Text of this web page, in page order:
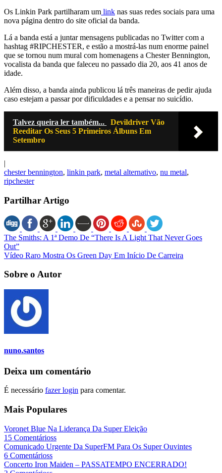
Os Linkin Park partilharam um link nas suas redes sociais para uma
nova página dentro do site oficial da banda.
Lá a banda está a juntar mensagens publicadas no Twitter com a
hashtag #RIPCHESTER, e estão a mostrá-las num enorme painel
que se tornou num mural com homenagens a Chester Bennington,
vocalista da banda que faleceu no passado dia 20, aos 41 anos de
idade.
Além disso, a banda ainda publicou lá três maneiras de pedir ajuda
caso estejam a passar por dificuldades e a pensar no suicídio.
Talvez queira ler também...
Devildriver Vão
Reeditar Os Seus 5 Primeiros Álbuns Em
Setembro
|
chester bennington, linkin park, metal alternativo, nu metal,
ripchester
Partilhar Artigo
The Smiths: A 1ª Demo De “There Is A Light That Never Goes
Out”
Vídeo Raro Mostra Os Green Day Em Início De Carreira
Sobre o Autor
nuno.santos
Deixa um comentário
É necessário fazer login para comentar.
Mais Populares
Voronet Blue Na Liderança Da Super Eleição
15 Comentárioss
Comunicado Urgente Da SuperFM Para Os Super Ouvintes
6 Comentárioss
Concerto Iron Maiden – PASSATEMPO ENCERRADO!